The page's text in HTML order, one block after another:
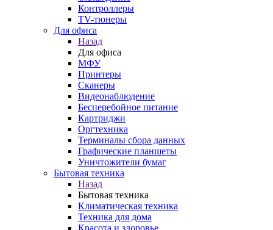
Контроллеры
TV-тюнеры
Для офиса
Назад
Для офиса
МФУ
Принтеры
Сканеры
Видеонаблюдение
Бесперебойное питание
Картриджи
Оргтехника
Терминалы сбора данных
Графические планшеты
Уничтожители бумаг
Бытовая техника
Назад
Бытовая техника
Климатическая техника
Техника для дома
Красота и здоровье